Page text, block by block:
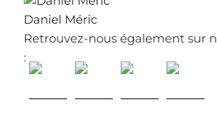
Daniel Méric
Retrouvez-nous également sur
: